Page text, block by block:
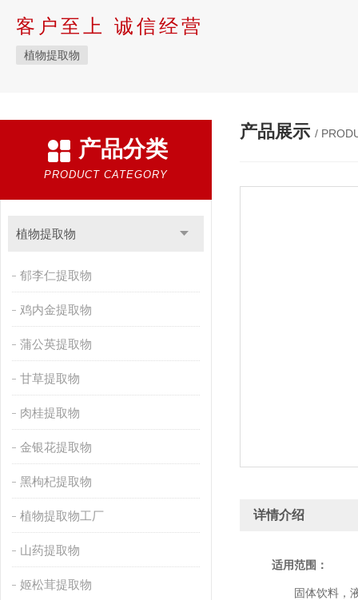
客户至上 诚信经营
植物提取物
产品分类
PRODUCT CATEGORY
植物提取物
郁李仁提取物
鸡内金提取物
蒲公英提取物
甘草提取物
肉桂提取物
金银花提取物
黑枸杞提取物
植物提取物工厂
山药提取物
姬松茸提取物
产品展示 /
详情介绍
适用范围：
固体饮料，液